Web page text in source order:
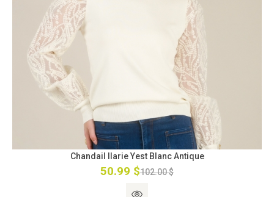
Chandail Ilarie Yest Blanc Antique
50.99 $102.00 $